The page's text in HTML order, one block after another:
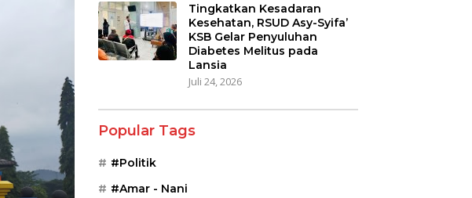
Tingkatkan Kesadaran
Kesehatan, RSUD Asy-Syifa’
KSB Gelar Penyuluhan
Diabetes Melitus pada
Lansia
Juli 24, 2026
Popular Tags
#Politik
#Amar - Nani